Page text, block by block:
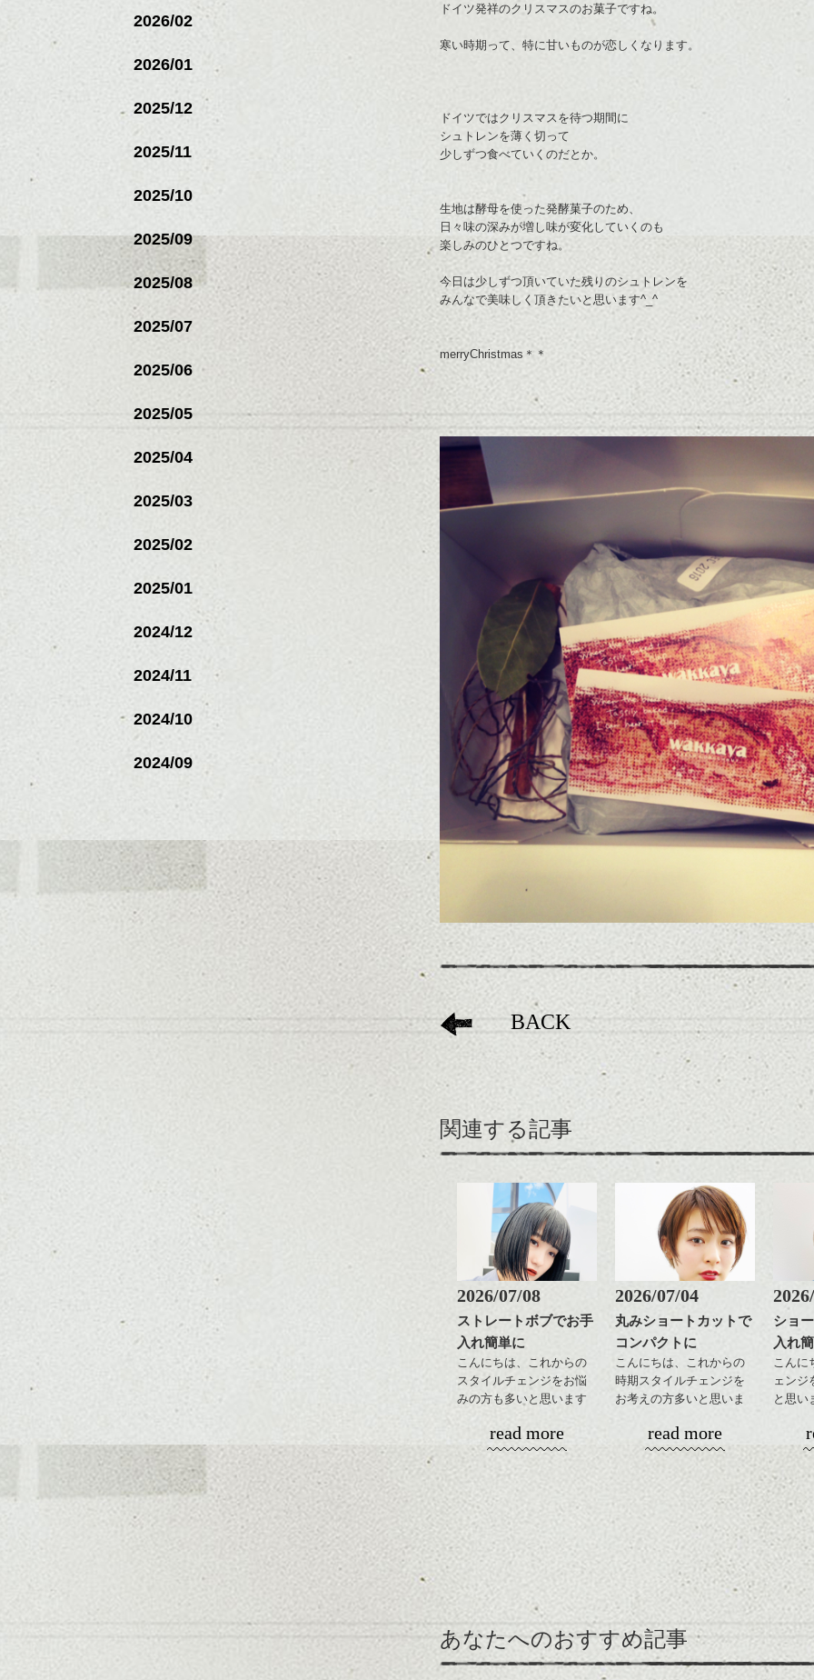
ドイツ発祥のクリスマスのお菓子ですね。
寒い時期って、特に甘いものが恋しくなります。
ドイツではクリスマスを待つ期間に
シュトレンを薄く切って
少しずつ食べていくのだとか。
生地は酵母を使った発酵菓子のため、
日々味の深みが増し味が変化していくのも
楽しみのひとつですね。
今日は少しずつ頂いていた残りのシュトレンを
みんなで美味しく頂きたいと思います^_^
merryChristmas＊＊
BACK
関連する記事
2026/07/08
ストレートボブでお手
入れ簡単に
こんにちは、これからの
スタイルチェンジをお悩
みの方も多いと思います
やっぱりボブでお手入れ
しやすいスタイルだと毎
日のスタイリングも簡単
で良いですよ。
あご下のラインでやや長
さを残したボブは雰囲気
な方に
おすすめですね。
前髪もやや重めにカット
してラインを強調するの
read more
2026/07/04
丸みショートカットで
コンパクトに
こんにちは、これからの
時期スタイルチェンジを
お考えの方多いと思いま
コンパクトなフォルムが
全体のバランスを良く見
せてくれる効果もあり、
いろんなシーンに雰囲気
をだしやすくスタイリン
グも簡単で良いので朝の
時短にも◎
そんなショートカット。
軽めの前髪で透け感を演
出できるので、
この時期とてもおすすめ
read more
ショ
入れ
こんに
ェンジ
と思い
演出
から
めです
前髪
ですっ
るよ
バッ
るの
あなたへのおすすめ記事
2026/02
2026/01
2025/12
2025/11
2025/10
2025/09
2025/08
2025/07
2025/06
2025/05
2025/04
2025/03
2025/02
2025/01
2024/12
2024/11
2024/10
2024/09